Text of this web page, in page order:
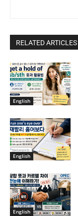
RELATED ARTICLES
English
English
English